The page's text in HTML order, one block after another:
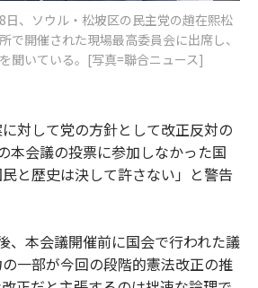
日、ソウル・松坡区の民主党の趙在熙松
で開催された現場最高委員会に出席し、
聞いている。[写真=聯合ニュース]
対して党の方針として改正反対の
本会議の投票に参加しなかった国
と歴史は決して許さない」と警告
、本会議開催前に国会で行われた議
一部が今回の段階的憲法改正の推